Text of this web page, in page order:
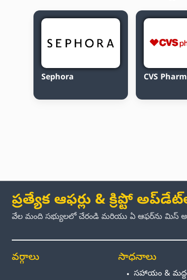
Sephora CVS
ప్రత్యేక ఆఫర్లు & క్రిప్టో
వేల మంది సభ్యులలో చేరండి మరియు ఏ ఆఫర్‌ను మిస్
వర్గాలు సాధనాలు
సహాయం &